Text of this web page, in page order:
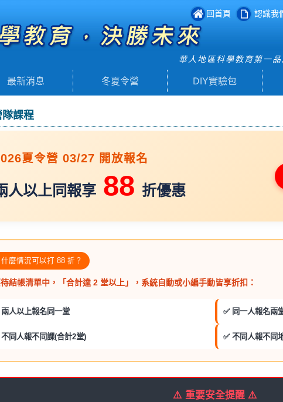
回首頁 認識我
華人地區科學教育第一
最新消息 冬夏令營 DIY實驗包
隊課程
夏令營 03/27 開放報名
人以上同報享 88 折優惠
麼情況可以打 88 折？
結帳清單中，「合計達 2 堂以上」，系統自動或小編手動皆享折扣：
兩人以上報名同一堂 ✅ 同一人報名兩
不同人報不同課(合計2堂) ✅ 不同人報不同
⚠️ 重要安全提醒 ⚠️